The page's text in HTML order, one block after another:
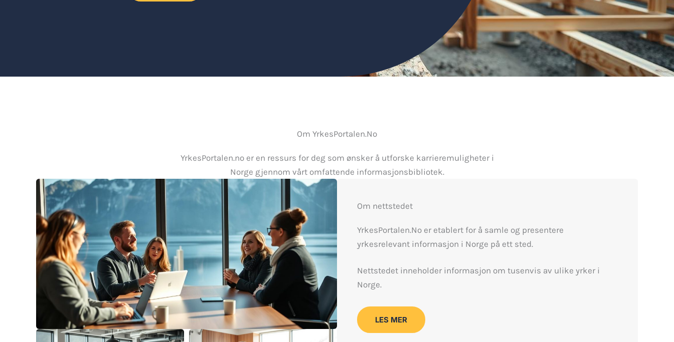
Om YrkesPortalen.No
YrkesPortalen.no er en ressurs for deg som ønsker å utforske karrieremuligheter i
Norge gjennom vårt omfattende informasjonsbibliotek.
Om nettstedet
YrkesPortalen.No er etablert for å samle og presentere
yrkesrelevant informasjon i Norge på ett sted.
Nettstedet inneholder informasjon om tusenvis av ulike yrker i
Norge.
LES MER